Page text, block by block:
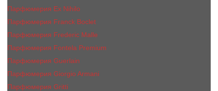
Парфюмерия Ex Nihilo
Парфюмерия Franck Boclet
Парфюмерия Frеderic Mаlle
Парфюмерия Fontela Premium
Парфюмерия Guerlain
Парфюмерия Giorgio Armani
Парфюмерия Gritti